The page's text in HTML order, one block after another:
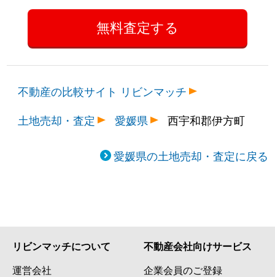
不動産の比較サイト リビンマッチ
土地売却・査定
愛媛県 西宇和郡伊方町
愛媛県の土地売却・査定に戻る
リビンマッチについて
運営会社
不動産会社向けサービス
企業会員のご登録